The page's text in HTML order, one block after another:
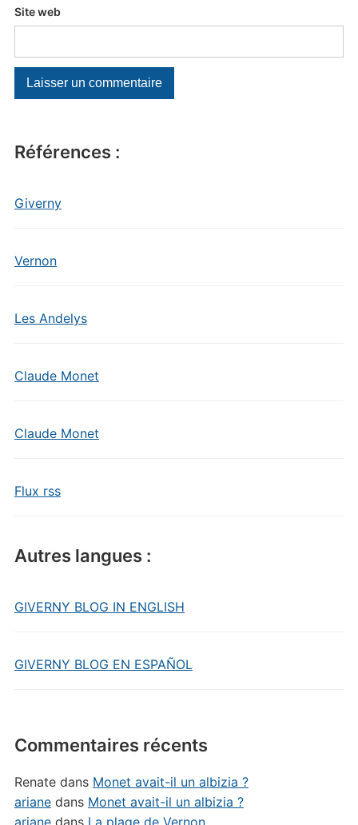
Références :
Giverny
Vernon
Les Andelys
Claude Monet
Claude Monet
Flux rss
Autres langues :
GIVERNY BLOG IN ENGLISH
GIVERNY BLOG EN ESPAÑOL
Site web
Commentaires récents
Renatedans Monet avait-il un albizia ?
arianedans Monet avait-il un albizia ?
arianedans La plage de Vernon